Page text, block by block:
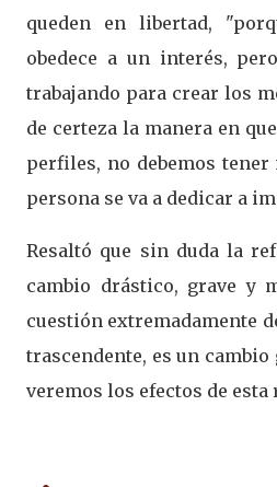
queden en libertad,
obedece a un interés,
trabajando para crear los
de certeza la manera en
perfiles, no debemos tener
persona se va a dedicar a
Resaltó que sin duda la
cambio drástico, grave y
cuestión extremadamente
trascendente, es un cambio
veremos los efectos de esta